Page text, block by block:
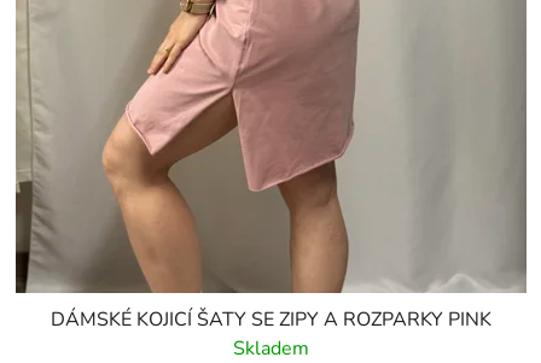
DÁMSKÉ KOJICÍ ŠATY SE ZIPY A ROZPARKY PINK
Skladem